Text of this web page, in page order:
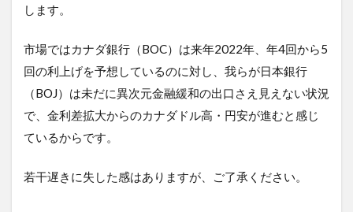
します。
市場ではカナダ銀行（BOC）は来年2022年、年4回から5
回の利上げを予想しているのに対し、我らが日本銀行
（BOJ）は未だに異次元金融緩和の出口さえ見えない状況
で、金利差拡大からのカナダドル高・円安が進むと感じ
ているからです。
若干遅きに失した感はありますが、ご了承ください。